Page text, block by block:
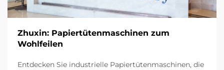
Zhuxin: Papiertütenmaschinen zum
Wohlfeilen
Entdecken Sie industrielle Papiertütenmaschinen, die